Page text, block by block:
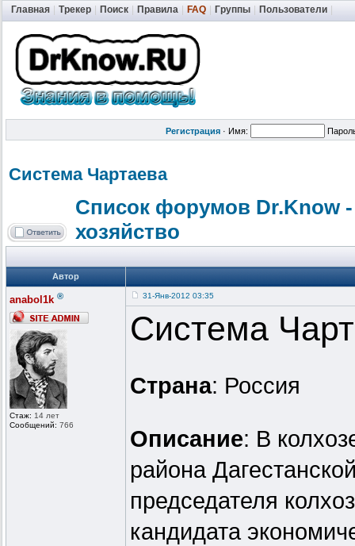
Главная Трекер Поиск Правила FAQ Группы Пользователи
Регистрация · Имя:
Система Чартаева
Список форумов Dr.Know
хозяйство
Автор
anabol1k ®
Стаж: 14 лет
Сообщений: 766
31-Янв-2012 03:35
Система
Страна: Россия
Описание: В
района
председателя
кандидата